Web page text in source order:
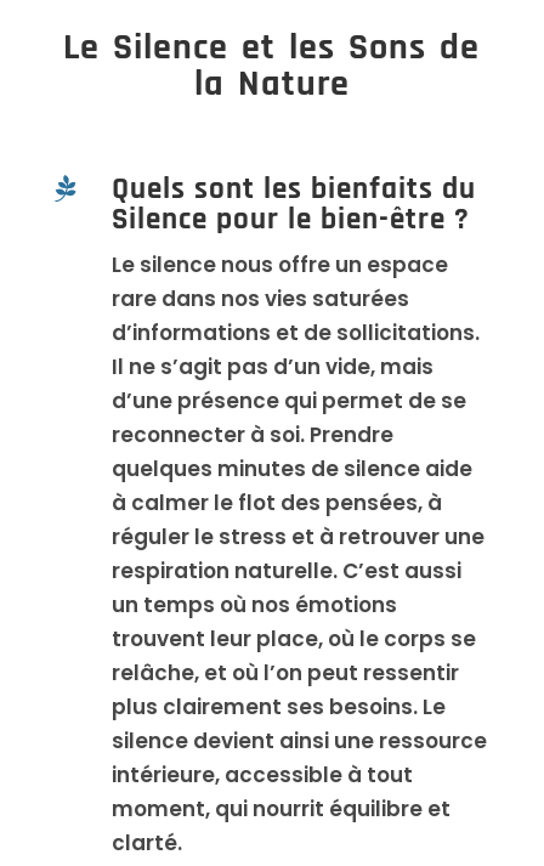
Le Silence et les Sons de
la Nature
 Quels sont les bienfaits du
Silence pour le bien-être ?
Le silence nous offre un espace
rare dans nos vies saturées
d’informations et de sollicitations.
Il ne s’agit pas d’un vide, mais
d’une présence qui permet de se
reconnecter à soi. Prendre
quelques minutes de silence aide
à calmer le flot des pensées, à
réguler le stress et à retrouver une
respiration naturelle. C’est aussi
un temps où nos émotions
trouvent leur place, où le corps se
relâche, et où l’on peut ressentir
plus clairement ses besoins. Le
silence devient ainsi une ressource
intérieure, accessible à tout
moment, qui nourrit équilibre et
clarté.